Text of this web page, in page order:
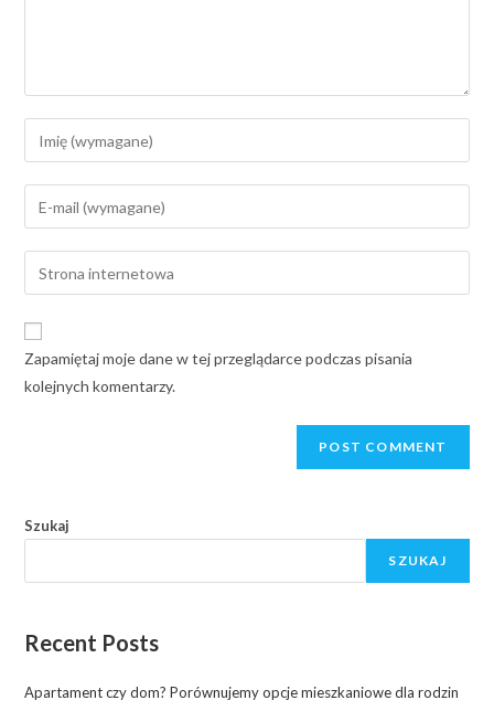
Zapamiętaj moje dane w tej przeglądarce podczas pisania
kolejnych komentarzy.
Szukaj
SZUKAJ
Recent Posts
Apartament czy dom? Porównujemy opcje mieszkaniowe dla rodzin